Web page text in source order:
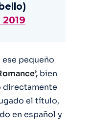
pequeño
bien
directamente
el título,
en español y